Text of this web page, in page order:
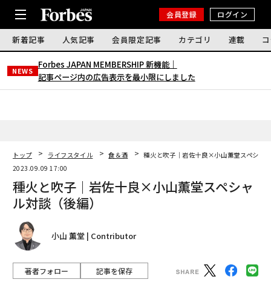
会員登録 ログイン
新着記事 人気記事 会員限定記事 カテゴリ 連載
NEWS
Forbes JAPAN MEMBERSHIP 新機能｜
記事ページ内の広告表示を最小限にしました
トップ ライフスタイル 食＆酒
種火と吹子｜岩佐十良×小山薫堂スペシャ
2023.09.09 17:00
種火と吹子｜岩佐十良×小山薫堂スペシャ
ル対談（後編）
小山 薫堂 | Contributor
著者フォロー 記事を保存